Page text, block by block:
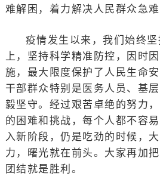
难解困，着力解决人民群众急难
疫情发生以来，我们始终
上，坚持科学精准防控，因时
施，最大限度保护了人民生命
干部群众特别是医务人员、基
毅坚守。经过艰苦卓绝的努力
的困难和挑战，每个人都不容
入新阶段，仍是吃劲的时候，
力，曙光就在前头。大家再加
团结就是胜利。